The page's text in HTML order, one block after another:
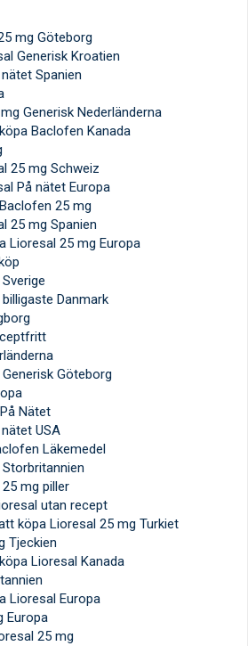
mg Göteborg
Generisk Kroatien
Spanien
Generisk Nederländerna
Baclofen Kanada
25 mg Schweiz
På nätet Europa
25 mg
25 mg Spanien
Lioresal 25 mg Europa
Danmark
Göteborg
Nätet
USA
Läkemedel
mg piller
utan recept
köpa Lioresal 25 mg Turkiet
Tjeckien
Lioresal Kanada
Lioresal Europa
Europa
25 mg